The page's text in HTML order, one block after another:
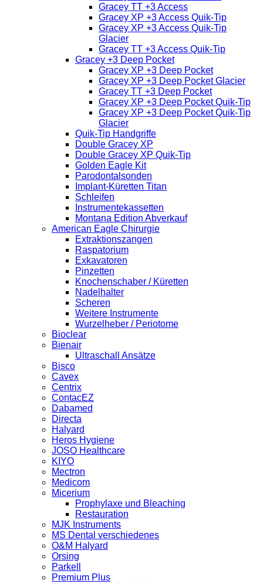
Gracey TT +3 Access
Gracey XP +3 Access Quik-Tip
Gracey XP +3 Access Quik-Tip
Glacier
Gracey TT +3 Access Quik-Tip
Gracey +3 Deep Pocket
Gracey XP +3 Deep Pocket
Gracey XP +3 Deep Pocket Glacier
Gracey TT +3 Deep Pocket
Gracey XP +3 Deep Pocket Quik-Tip
Gracey XP +3 Deep Pocket Quik-Tip
Glacier
Quik-Tip Handgriffe
Double Gracey XP
Double Gracey XP Quik-Tip
Golden Eagle Kit
Parodontalsonden
Implant-Küretten Titan
Schleifen
Instrumentekassetten
Montana Edition Abverkauf
American Eagle Chirurgie
Extraktionszangen
Raspatorium
Exkavatoren
Pinzetten
Knochenschaber / Küretten
Nadelhalter
Scheren
Weitere Instrumente
Wurzelheber / Periotome
Bioclear
Bienair
Ultraschall Ansätze
Bisco
Cavex
Centrix
ContacEZ
Dabamed
Directa
Halyard
Heros Hygiene
JOSO Healthcare
KIYO
Mectron
Medicom
Micerium
Prophylaxe und Bleaching
Restauration
MJK Instruments
MS Dental verschiedenes
O&M Halyard
Orsing
Parkell
Premium Plus